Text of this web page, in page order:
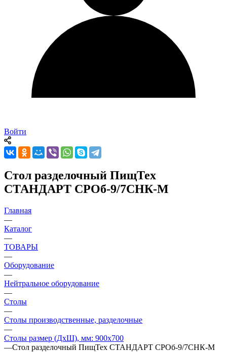
Войти
Стол разделочный ПищТех
СТАНДАРТ СРОб-9/7СНК-М
Главная
—
Каталог
—
ТОВАРЫ
—
Оборудование
—
Нейтральное оборудование
—
Столы
—
Столы производственные, разделочные
—
Столы размер (ДхШ), мм: 900х700
—Стол разделочный ПищТех СТАНДАРТ СРОб-9/7СНК-М